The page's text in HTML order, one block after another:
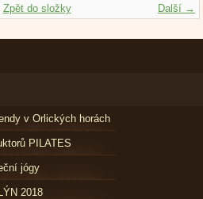
Další →
Zpět do složky
v Orlických horách
PILATES
jógy
2018